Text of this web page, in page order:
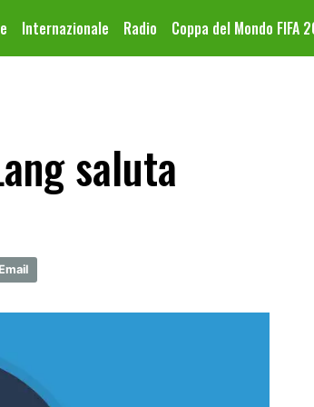
Internazionale Radio Coppa del Mondo FIFA
saluta
Email